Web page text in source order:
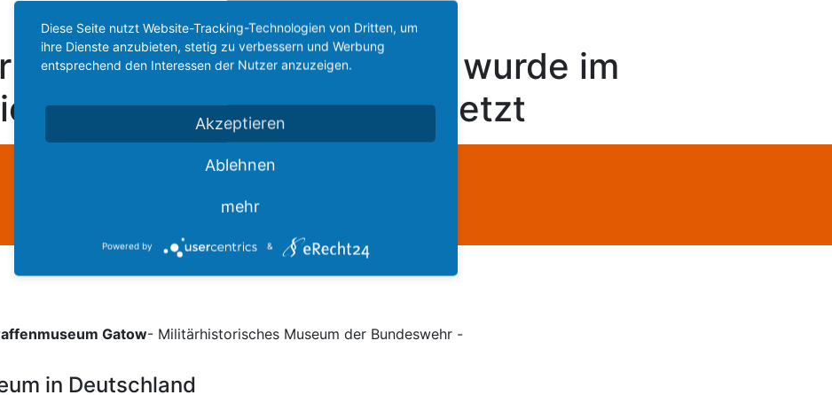
Kampf- und Lastensegler wurde im
an allen Fronten eingesetzt
Diese Webseite steht zum Verkauf
This website is for sale
Statistics
Gatow- Militärhistorisches Museum der Bundeswehr -
in Deutschland
Diese Seite nutzt Website-Tracking-Technologien von Dritten, um
ihre Dienste anzubieten, stetig zu verbessern und Werbung
entsprechend den Interessen der Nutzer anzuzeigen.
Akzeptieren
Ablehnen
mehr
Powered by &